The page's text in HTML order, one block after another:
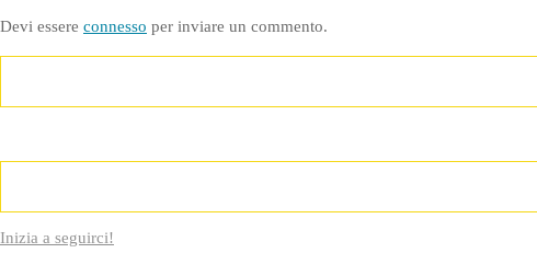
Devi essere connesso per inviare un commento.
Inizia a seguirci!